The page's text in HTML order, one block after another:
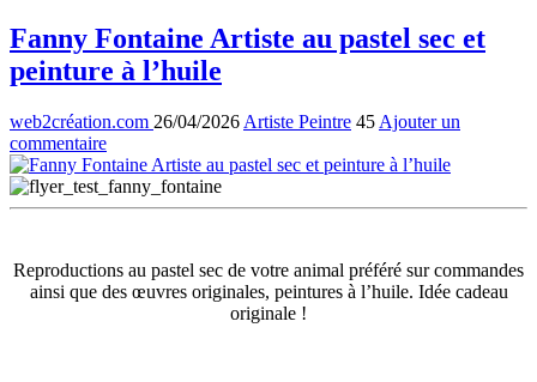
Fanny Fontaine Artiste au pastel sec et
peinture à l’huile
web2création.com 26/04/2026 Artiste Peintre 45 Ajouter un
commentaire
Reproductions au pastel sec de votre animal préféré sur commandes
ainsi que des œuvres originales, peintures à l’huile. Idée cadeau
originale !